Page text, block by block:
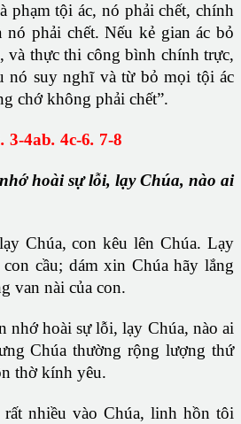
phạm tội ác, nó phải chết, chính
phải chết. Nếu kẻ gian ác bỏ
và thực thi công bình chính trực,
nó suy nghĩ và từ bỏ mọi tội ác
chớ không phải chết”.
. 3-4ab. 4c-6. 7-8
hoài sự lỗi, lạy Chúa, nào ai
Chúa, con kêu lên Chúa. Lạy
cầu; dám xin Chúa hãy lắng
van nài của con.
nhớ hoài sự lỗi, lạy Chúa, nào ai
Chúa thường rộng lượng thứ
thờ kính yêu.
nhiều vào Chúa, linh hồn tôi